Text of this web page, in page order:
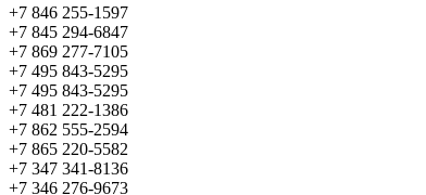
+7 846 255-1597
+7 845 294-6847
+7 869 277-7105
+7 495 843-5295
+7 495 843-5295
+7 481 222-1386
+7 862 555-2594
+7 865 220-5582
+7 347 341-8136
+7 346 276-9673